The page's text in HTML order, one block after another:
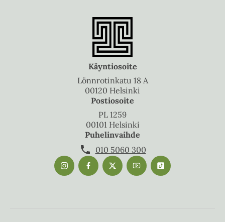
Käyntiosoite
Lönnrotinkatu 18 A
00120 Helsinki
Postiosoite
PL 1259
00101 Helsinki
Puhelinvaihde
010 5060 300